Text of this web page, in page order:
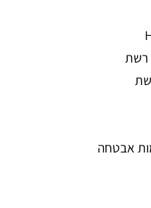
אבטחה